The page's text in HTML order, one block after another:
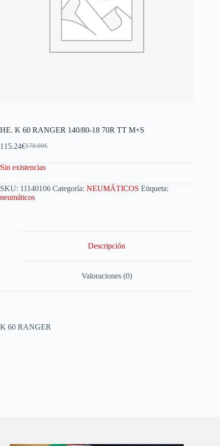
HE. K 60 RANGER 140/80-18 70R TT M+S
178.00€
115.24€
Sin existencias
SKU: 11140106 Categoría: NEUMÁTICOS Etiqueta:
neumáticos
Descripción
Valoraciones (0)
K 60 RANGER